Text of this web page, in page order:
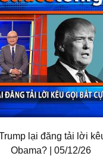
lại đăng tải lời
Obama? | 05/12/26